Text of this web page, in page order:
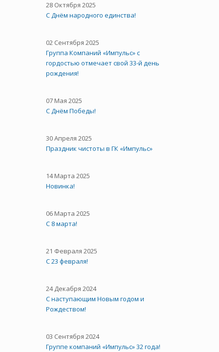
28 Октября 2025
C Днём народного единства!
02 Сентября 2025
Группа Компаний «Импульс» с
гордостью отмечает свой 33-й день
рождения!
07 Мая 2025
С Днём Победы!
30 Апреля 2025
Праздник чистоты в ГК «Импульс»
14 Марта 2025
Новинка!
06 Марта 2025
С 8 марта!
21 Февраля 2025
С 23 февраля!
24 Декабря 2024
С наступающим Новым годом и
Рождеством!
03 Сентября 2024
Группе компаний «Импульс» 32 года!